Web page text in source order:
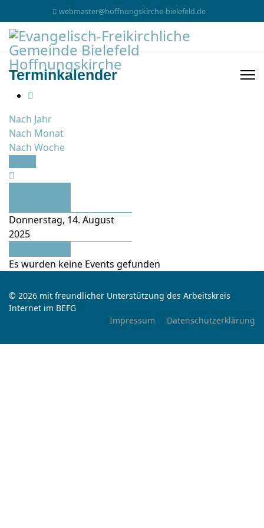
webmaster@hoffnungskirche-bielefeld.de
Terminkalender
Nach Jahr
Nach Monat
Nach Woche
Donnerstag, 14. August
2025
Es wurden keine Events gefunden
© 2026 mit freundlicher Unterstützung des Arbeitskreis
Internet im BEFG
Impressum
Datenschutzerklärung